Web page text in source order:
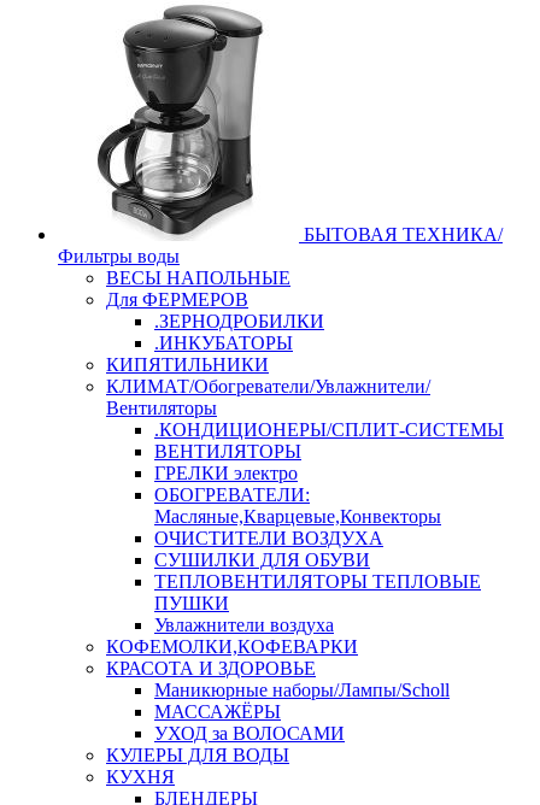
БЫТОВАЯ ТЕХНИКА/
Фильтры воды
ВЕСЫ НАПОЛЬНЫЕ
Для ФЕРМЕРОВ
.ЗЕРНОДРОБИЛКИ
.ИНКУБАТОРЫ
КИПЯТИЛЬНИКИ
КЛИМАТ/Обогреватели/Увлажнители/
Вентиляторы
.КОНДИЦИОНЕРЫ/СПЛИТ-СИСТЕМЫ
ВЕНТИЛЯТОРЫ
ГРЕЛКИ электро
ОБОГРЕВАТЕЛИ:
Масляные,Кварцевые,Конвекторы
ОЧИСТИТЕЛИ ВОЗДУХА
СУШИЛКИ ДЛЯ ОБУВИ
ТЕПЛОВЕНТИЛЯТОРЫ ТЕПЛОВЫЕ
ПУШКИ
Увлажнители воздуха
КОФЕМОЛКИ,КОФЕВАРКИ
КРАСОТА И ЗДОРОВЬЕ
Маникюрные наборы/Лампы/Scholl
МАССАЖЁРЫ
УХОД за ВОЛОСАМИ
КУЛЕРЫ ДЛЯ ВОДЫ
КУХНЯ
БЛЕНДЕРЫ